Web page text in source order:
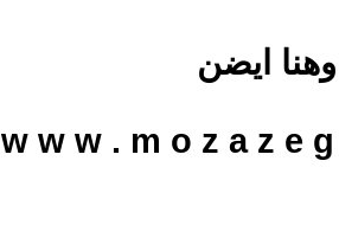
وهنا ايضن
w w w . m o z a z e